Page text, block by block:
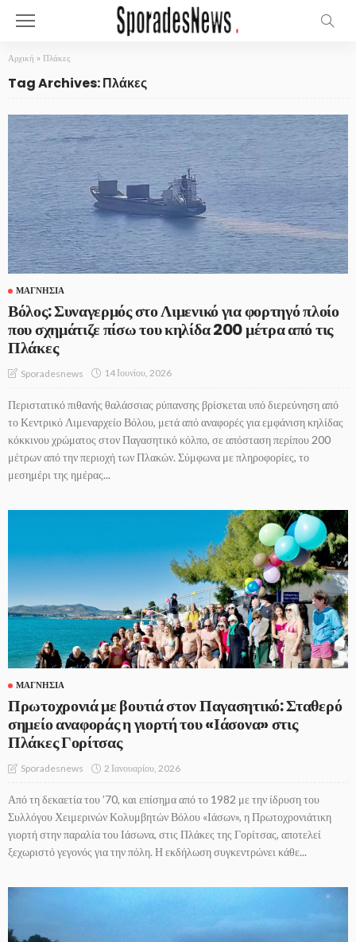
Αρχική » Πλάκες
Tag Archives: Πλάκες
ΜΑΓΝΗΣΊΑ
Βόλος: Συναγερμός στο Λιμενικό για φορτηγό πλοίο
που σχημάτιζε πίσω του κηλίδα 200 μέτρα από τις
Πλάκες
Sporadesnews 14 Ιουνίου, 2026
Περιστατικό πιθανής θαλάσσιας ρύπανσης βρίσκεται υπό διερεύνηση από
το Κεντρικό Λιμεναρχείο Βόλου, μετά από αναφορές για εμφάνιση κηλίδας
κόκκινου χρώματος στον Παγασητικό κόλπο, σε απόσταση περίπου 200
μέτρων από την περιοχή των Πλακών. Σύμφωνα με πληροφορίες, το
μεσημέρι της ημέρας...
ΜΑΓΝΗΣΊΑ
Πρωτοχρονιά με βουτιά στον Παγασητικό: Σταθερό
σημείο αναφοράς η γιορτή του «Ιάσονα» στις
Πλάκες Γορίτσας
Sporadesnews 2 Ιανουαρίου, 2026
Από τη δεκαετία του ’70, και επίσημα από το 1982 με την ίδρυση του
Συλλόγου Χειμερινών Κολυμβητών Βόλου «Ιάσων», η Πρωτοχρονιάτικη
γιορτή στην παραλία του Ιάσωνα, στις Πλάκες της Γορίτσας, αποτελεί
ξεχωριστό γεγονός για την πόλη. Η εκδήλωση συγκεντρώνει κάθε...